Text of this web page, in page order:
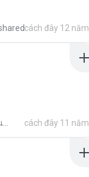
cách đây 12 năm
cách đây 11 năm